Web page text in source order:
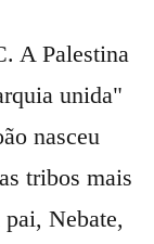
A Palestina
unida"
nasceu
tribos mais
Nebate,